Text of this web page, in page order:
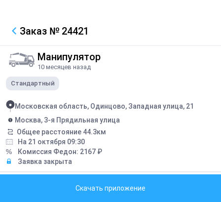
Заказ № 24421
Манипулятор
10 месяцев назад
Стандартный
Московская область, Одинцово, Западная улица, 21
Москва, 3-я Прядильная улица
Общее расстояние 44.3км
На 21 октября 09:30
Комиссия Федон: 2167 ₽
Заявка закрыта
Скачать приложение